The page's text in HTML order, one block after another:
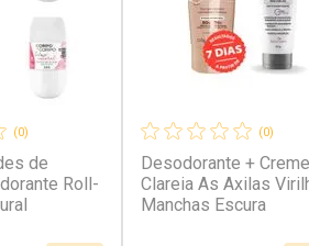
(0)
de
Roll-
(0)
Desodorante + Creme
Clareia As Axilas
Manchas Escura